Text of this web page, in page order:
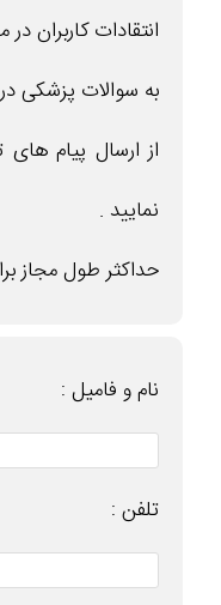
انتقادات کاربران
به سوالات پزشکی
از ارسال پیام
نمایید .
حداکثر طول مجاز برای متن
نام و فامیل :
تلفن :